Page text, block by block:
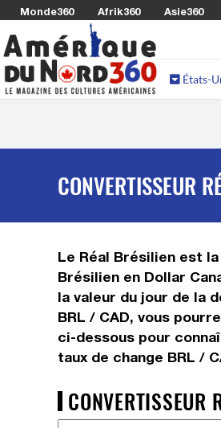
Monde360 Afrik360 Asie360
États-
CONVERTISSEUR
Le Réal Brésilien est
Brésilien en Dollar
la valeur du jour de la
BRL / CAD, vous
ci-dessous pour
taux de change BRL /
CONVERTISSEUR